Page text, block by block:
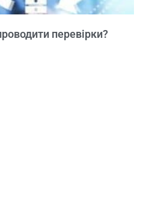
перевірки?